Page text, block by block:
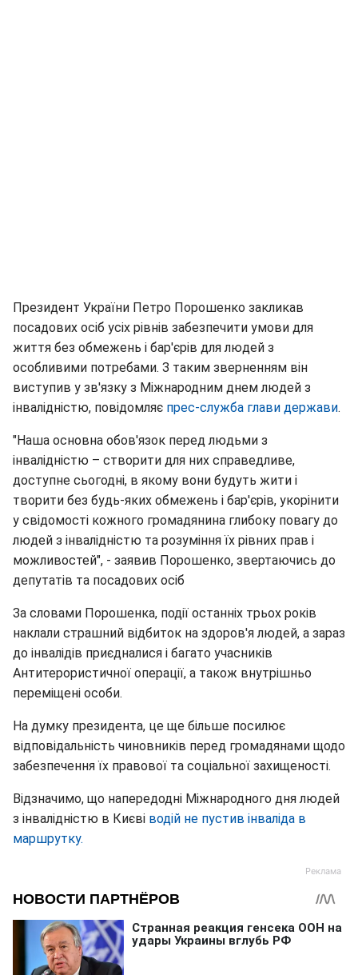
Президент України Петро Порошенко закликав
посадових осіб усіх рівнів забезпечити умови для
життя без обмежень і бар'єрів для людей з
особливими потребами. З таким зверненням він
виступив у зв'язку з Міжнародним днем людей з
інвалідністю, повідомляє прес-служба глави держави.
"Наша основна обов'язок перед людьми з
інвалідністю – створити для них справедливе,
доступне сьогодні, в якому вони будуть жити і
творити без будь-яких обмежень і бар'єрів, укорінити
у свідомості кожного громадянина глибоку повагу до
людей з інвалідністю та розуміння їх рівних прав і
можливостей", - заявив Порошенко, звертаючись до
депутатів та посадових осіб
За словами Порошенка, події останніх трьох років
наклали страшний відбиток на здоров'я людей, а зараз
до інвалідів приєдналися і багато учасників
Антитерористичної операції, а також внутрішньо
переміщені особи.
На думку президента, це ще більше посилює
відповідальність чиновників перед громадянами щодо
забезпечення їх правової та соціальної захищеності.
Відзначимо, що напередодні Міжнародного дня людей
з інвалідністю в Києві водій не пустив інваліда в
маршрутку.